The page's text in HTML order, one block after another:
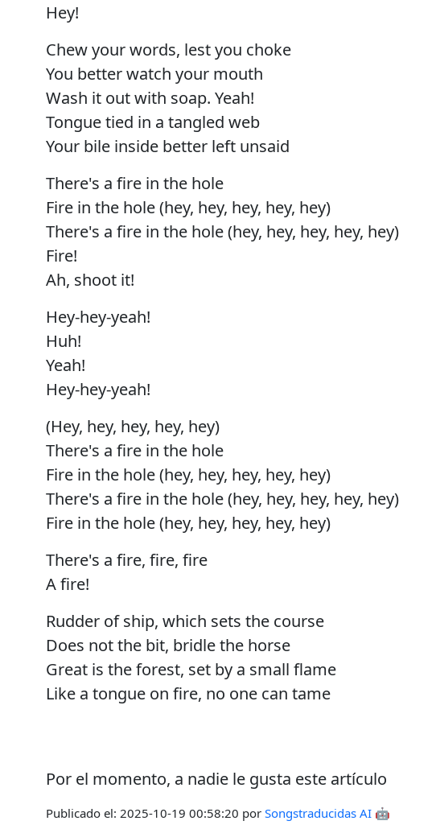
Hey!
Chew your words, lest you choke
You better watch your mouth
Wash it out with soap. Yeah!
Tongue tied in a tangled web
Your bile inside better left unsaid
There's a fire in the hole
Fire in the hole (hey, hey, hey, hey, hey)
There's a fire in the hole (hey, hey, hey, hey, hey)
Fire!
Ah, shoot it!
Hey-hey-yeah!
Huh!
Yeah!
Hey-hey-yeah!
(Hey, hey, hey, hey, hey)
There's a fire in the hole
Fire in the hole (hey, hey, hey, hey, hey)
There's a fire in the hole (hey, hey, hey, hey, hey)
Fire in the hole (hey, hey, hey, hey, hey)
There's a fire, fire, fire
A fire!
Rudder of ship, which sets the course
Does not the bit, bridle the horse
Great is the forest, set by a small flame
Like a tongue on fire, no one can tame
Por el momento, a nadie le gusta este artículo
Publicado el: 2025-10-19 00:58:20 por Songstraducidas AI 🤖